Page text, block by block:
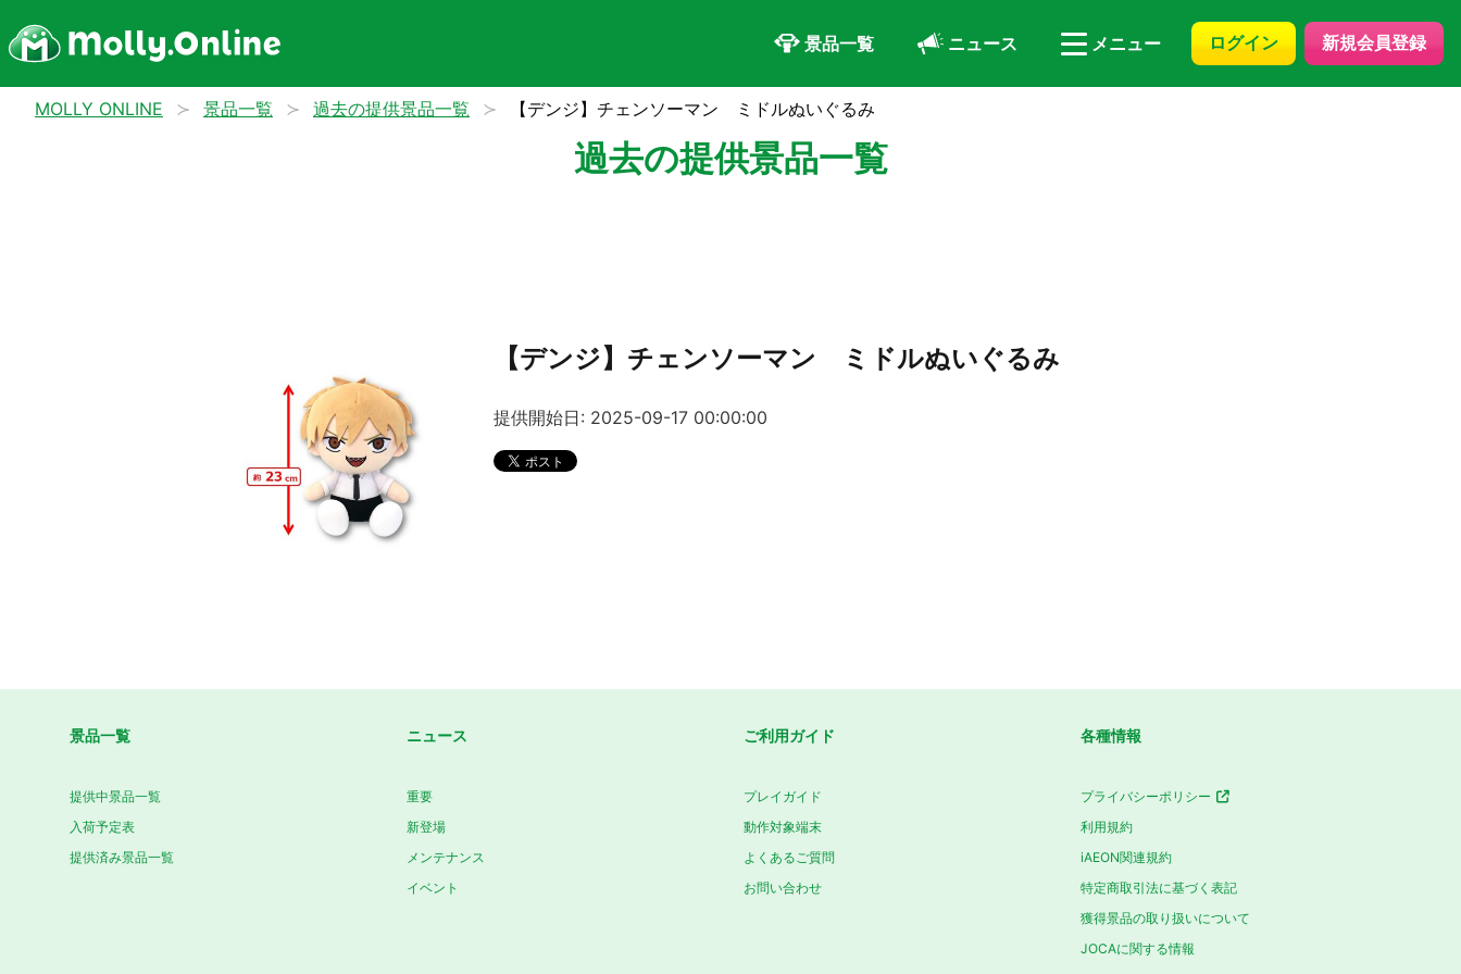
景品一覧 ニュース メニュー ログイン 新規会員登録
MOLLY ONLINE 景品一覧 過去の提供景品一覧 【デンジ】チェンソーマン ミドルぬいぐるみ
過去の提供景品一覧
【デンジ】チェンソーマン ミドルぬいぐるみ
提供開始日: 2025-09-17 00:00:00
景品一覧
提供中景品一覧
入荷予定表
提供済み景品一覧
ニュース
重要
新登場
メンテナンス
イベント
ご利用ガイド
プレイガイド
動作対象端末
よくあるご質問
お問い合わせ
各種情報
プライバシーポリシー
利用規約
iAEON関連規約
特定商取引法に基づく表記
獲得景品の取り扱いについて
JOCAに関する情報